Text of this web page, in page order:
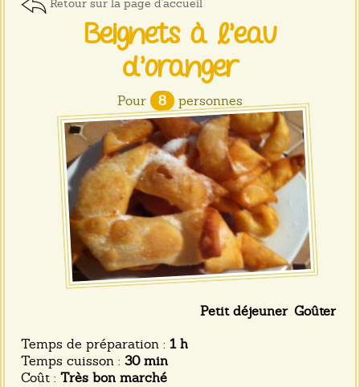
Retour sur la page d'accueil
Beignets à l'eau
d'oranger
Pour 8 personnes
Petit déjeuner Goûter
Temps de préparation : 1 h
Temps cuisson : 30 min
Coût : Très bon marché